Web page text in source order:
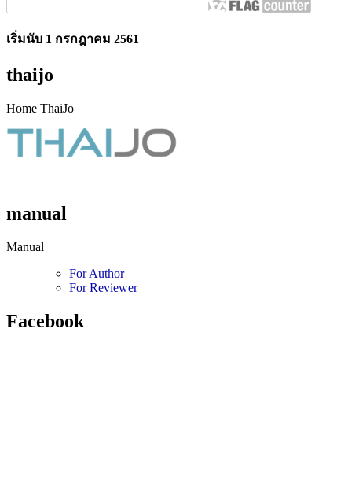
เริ่มนับ 1 กรกฎาคม 2561
thaijo
Home ThaiJo
manual
Manual
For Author
For Reviewer
Facebook